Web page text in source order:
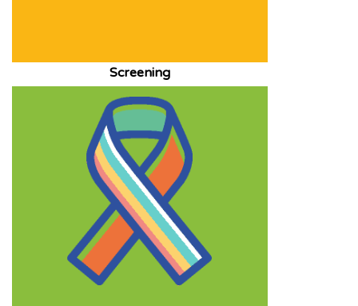
Screening